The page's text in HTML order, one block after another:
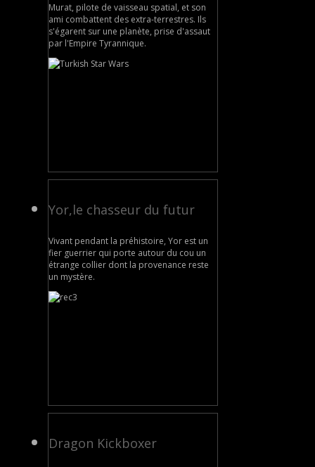
Murat, pilote de vaisseau spatial, et son
ami combattent des extra-terrestres. Ils
s'égarent sur une planète, prise d'assaut
par l'Empire Tyrannique.
Yor,le chasseur du futur
Vivant pendant la préhistoire, Yor est un
fier guerrier qui porte autour du cou un
étrange collier dont la provenance reste
un mystère.
Dragon Kickboxer